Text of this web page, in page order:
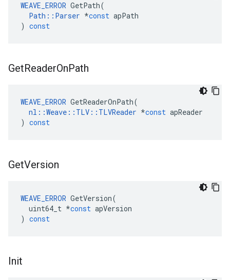
WEAVE_ERROR GetPath(
Path :: Parser *const apPath
) const
GetReaderOnPath
WEAVE_ERROR GetReaderOnPath(
nl ::Weave :: TLV :: TLVReader *const apReader
) const
GetVersion
WEAVE_ERROR GetVersion(
uint64_t *const apVersion
) const
Init